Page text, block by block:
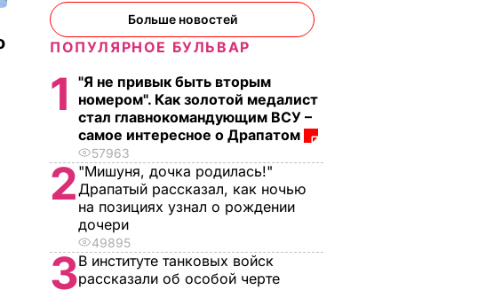
Больше новостей
ПОПУЛЯРНОЕ БУЛЬВАР
1
"Я не привык быть вторым
номером". Как золотой медалист
стал главнокомандующим ВСУ –
самое интересное о Драпатом
57963
2 "Мишуня, дочка родилась!"
Драпатый рассказал, как ночью
на позициях узнал о рождении
дочери
49895
3В институте танковых войск
рассказали об особой черте